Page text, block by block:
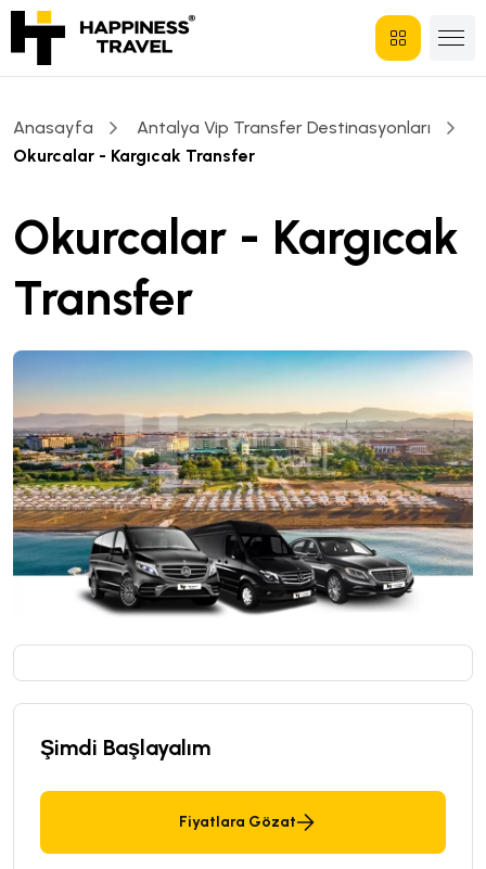
Anasayfa
Antalya Vip Transfer Destinasyonları
Okurcalar - Kargıcak Transfer
Okurcalar - Kargıcak
Transfer
Şimdi Başlayalım
Fiyatlara Gözat